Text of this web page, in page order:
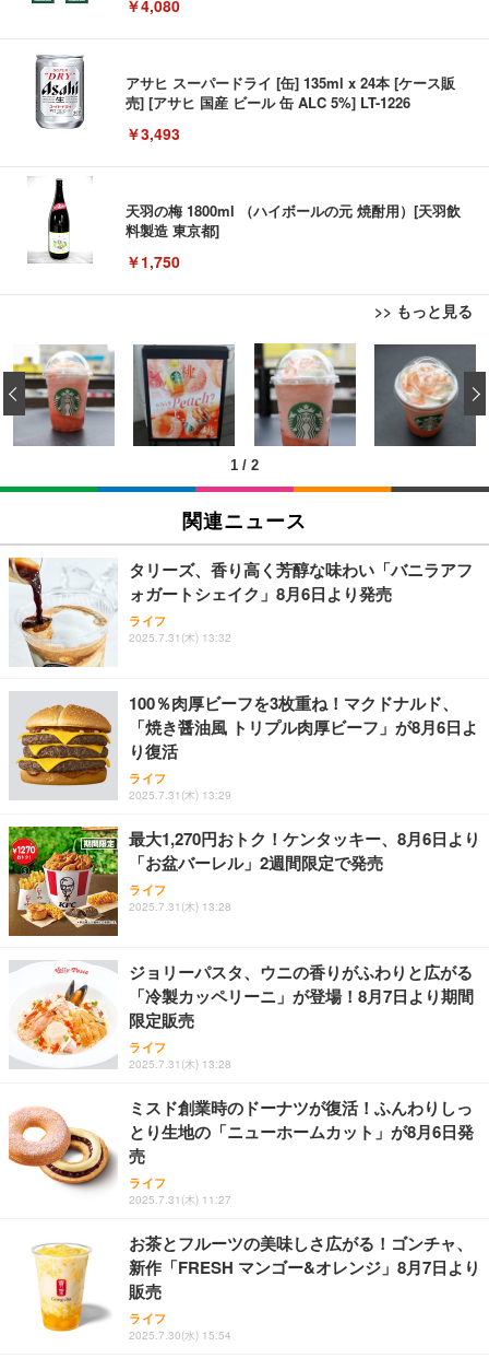
￥4,080
アサヒ スーパードライ [缶] 135ml x 24本 [ケース販
売] [アサヒ 国産 ビール 缶 ALC 5%] LT-1226
￥3,493
天羽の梅 1800ml （ハイボールの元 焼酎用）[天羽飲
料製造 東京都]
￥1,750
>> もっと見る
松阪牛 グルメ ハンバーグ 【誕生日ギフトセット】
誕生日プレゼント 高級 ハンバーグ 肉 ギフト 牛肉
食べ物 冷凍 高級 内祝 お返し 人気 お取り寄せ グル
メ 出産 男性 土産 女性 お父さん お母さん
￥4,000
松阪牛 グルメ ハンバーグ【オレンジ花束カード】
べ物 冷凍 高級 プレゼント 内祝 お返し 人気 お取り
寄せ グルメ
￥4,000
父の日ギフト 松阪牛 グルメ ハンバーグ【父の日短
冊 ブルー花束カード】父の日 食べ物 肉 父 お父さん
お取り寄せグルメ おつまみ ハンバーグギフト 冷凍
お中元 ギフト 【TV紹介されました♪】 純系 名古屋
コーチン 燻製 4種 セット おつまみ お取り寄せグル
メ 100％国産 高級 地鶏 お肉 ハム ソーセージ 冷凍
化粧箱入り 手提げ紙袋 熨斗対応可 南部食鶏 RK-29-
Butz Delicatessen おつまみアソートセット 【誕生
日用（バースデーカード付き）】 おつまみセット 6
品 食べ比べ ご自宅用 お中元 合鴨 牛タン ロースト
マイケル・ジャクソン Ｔｈｉｓ Ｉｓ Ｉｔ
Shall we ダンス？
INI THE MOVIE『I Need I』
￥2,100
IVE THE 1ST WORLD TOUR in CINEMA（字幕版）
1 / 2
‹
関連ニュース
タリーズ、香り高く芳醇な味わい「バニラアフ
ォガートシェイク」8月6日より発売
ライフ
2025.7.31(木) 13:32
100％肉厚ビーフを3枚重ね！マクドナルド、
「焼き醤油風 トリプル肉厚ビーフ」が8月6日よ
り復活
ライフ
2025.7.31(木) 13:29
最大1,270円おトク！ケンタッキー、8月6日より
「お盆バーレル」2週間限定で発売
ライフ
2025.7.31(木) 13:28
ジョリーパスタ、ウニの香りがふわりと広がる
「冷製カッペリーニ」が登場！8月7日より期間
限定販売
ライフ
2025.7.31(木) 13:28
ミスド創業時のドーナツが復活！ふんわりしっ
とり生地の「ニューホームカット」が8月6日発
売
ライフ
2025.7.31(木) 11:27
お茶とフルーツの美味しさ広がる！ゴンチャ、
新作「FRESH マンゴー&オレンジ」8月7日より
販売
ライフ
2025.7.30(水) 15:54